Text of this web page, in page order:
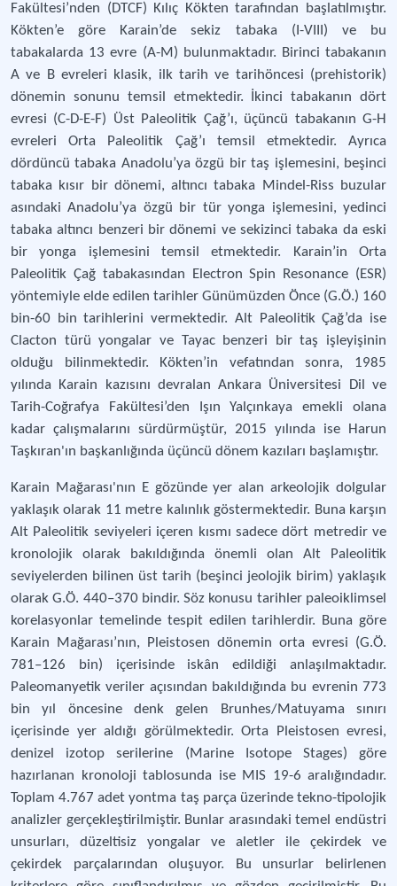
Fakültesi’nden (DTCF) Kılıç Kökten tarafından başlatılmıştır.
Kökten’e göre Karain’de sekiz tabaka (I-VIII) ve bu
tabakalarda 13 evre (A-M) bulunmaktadır. Birinci tabakanın
A ve B evreleri klasik, ilk tarih ve tarihöncesi (prehistorik)
dönemin sonunu temsil etmektedir. İkinci tabakanın dört
evresi (C-D-E-F) Üst Paleolitik Çağ’ı, üçüncü tabakanın G-H
evreleri Orta Paleolitik Çağ’ı temsil etmektedir. Ayrıca
dördüncü tabaka Anadolu’ya özgü bir taş işlemesini, beşinci
tabaka kısır bir dönemi, altıncı tabaka Mindel-Riss buzular
asındaki Anadolu’ya özgü bir tür yonga işlemesini, yedinci
tabaka altıncı benzeri bir dönemi ve sekizinci tabaka da eski
bir yonga işlemesini temsil etmektedir. Karain’in Orta
Paleolitik Çağ tabakasından Electron Spin Resonance (ESR)
yöntemiyle elde edilen tarihler Günümüzden Önce (G.Ö.) 160
bin-60 bin tarihlerini vermektedir. Alt Paleolitik Çağ’da ise
Clacton türü yongalar ve Tayac benzeri bir taş işleyişinin
olduğu bilinmektedir. Kökten’in vefatından sonra, 1985
yılında Karain kazısını devralan Ankara Üniversitesi Dil ve
Tarih-Coğrafya Fakültesi’den Işın Yalçınkaya emekli olana
kadar çalışmalarını sürdürmüştür, 2015 yılında ise Harun
Taşkıran'ın başkanlığında üçüncü dönem kazıları başlamıştır.
Karain Mağarası'nın E gözünde yer alan arkeolojik dolgular
yaklaşık olarak 11 metre kalınlık göstermektedir. Buna karşın
Alt Paleolitik seviyeleri içeren kısmı sadece dört metredir ve
kronolojik olarak bakıldığında önemli olan Alt Paleolitik
seviyelerden bilinen üst tarih (beşinci jeolojik birim) yaklaşık
olarak G.Ö. 440–370 bindir. Söz konusu tarihler paleoiklimsel
korelasyonlar temelinde tespit edilen tarihlerdir. Buna göre
Karain Mağarası’nın, Pleistosen dönemin orta evresi (G.Ö.
781–126 bin) içerisinde iskân edildiği anlaşılmaktadır.
Paleomanyetik veriler açısından bakıldığında bu evrenin 773
bin yıl öncesine denk gelen Brunhes/Matuyama sınırı
içerisinde yer aldığı görülmektedir. Orta Pleistosen evresi,
denizel izotop serilerine (Marine Isotope Stages) göre
hazırlanan kronoloji tablosunda ise MIS 19-6 aralığındadır.
Toplam 4.767 adet yontma taş parça üzerinde tekno-tipolojik
analizler gerçekleştirilmiştir. Bunlar arasındaki temel endüstri
unsurları, düzeltisiz yongalar ve aletler ile çekirdek ve
çekirdek parçalarından oluşuyor. Bu unsurlar belirlenen